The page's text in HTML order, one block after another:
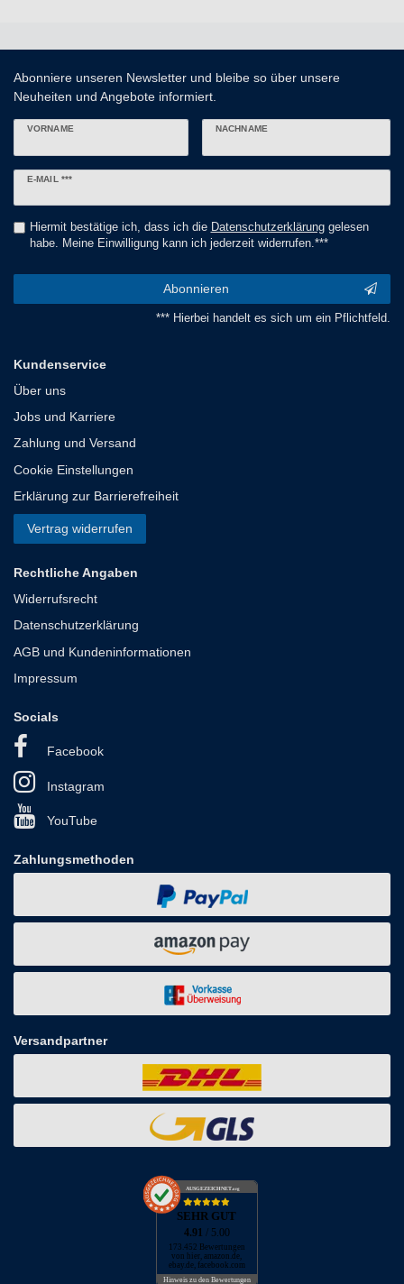
Abonniere unseren Newsletter und bleibe so über unsere
Neuheiten und Angebote informiert.
VORNAME NACHNAME
E-MAIL ***
Newsletter
Hiermit bestätige ich, dass ich die Daten­schutz­erklärunggelesen
habe. Meine Einwilligung kann ich jederzeit widerrufen.***
Abonnieren
*** Hierbei handelt es sich um ein Pflichtfeld.
Kundenservice
Über uns
Jobs und Karriere
Zahlung und Versand
Cookie Einstellungen
Erklärung zur Barrierefreiheit
Vertrag widerrufen
Rechtliche Angaben
Widerrufsrecht
Datenschutzerklärung
AGB und Kundeninformationen
Impressum
Socials
Facebook
Instagram
YouTube
Zahlungsmethoden
Versandpartner
AUSGEZEICHNET.org
SEHR GUT
4.91 / 5.00
173.452 Bewertungen
von hier, amazon.de,
ebay.de, facebook.com
Hinweis zu den Bewertungen